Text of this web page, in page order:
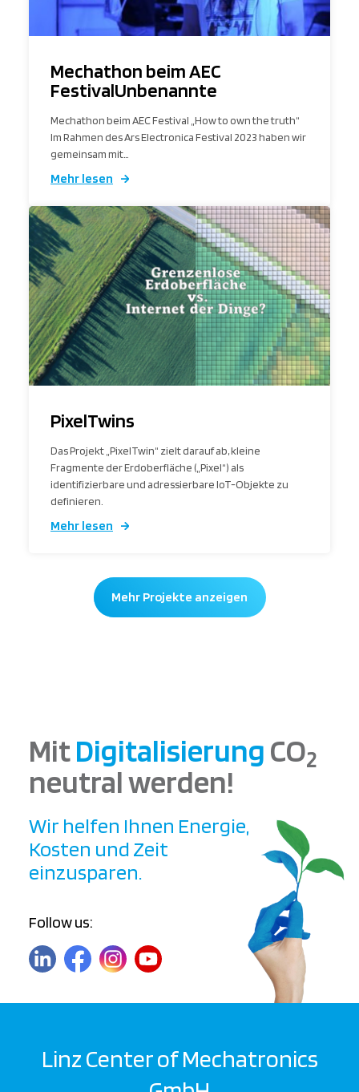
Mechathon beim AEC
FestivalUnbenannte
Mechathon beim AEC Festival „How to own the truth“
Im Rahmen des Ars Electronica Festival 2023 haben wir
gemeinsam mit…
Mehr lesen
PixelTwins
Das Projekt „PixelTwin“ zielt darauf ab, kleine
Fragmente der Erdoberfläche („Pixel“) als
identifizierbare und adressierbare IoT-Objekte zu
definieren.
Mehr lesen
Mehr Projekte anzeigen
MitDigitalisierungCO2
neutral werden!
Wir helfen Ihnen Energie,
Kosten und Zeit
einzusparen.
Follow us:
Linz Center of Mechatronics